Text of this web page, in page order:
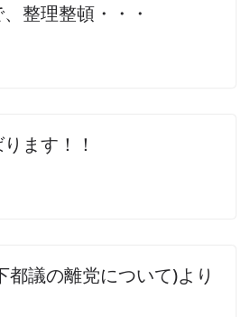
整理整頓・・・
ます！！
都議の離党について​)より